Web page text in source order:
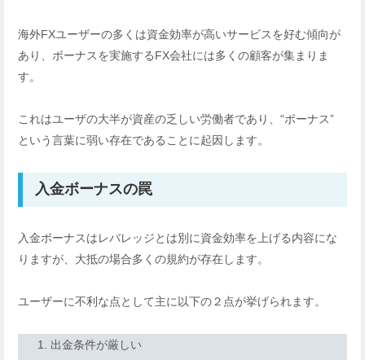
海外FXユーザーの多くは資金効率が高いサービスを好む傾向が
あり、ボーナスを実施するFX会社には多くの顧客が集まりま
す。
これはユーザの大半が資産の乏しい労働者であり、“ボーナス”
という言葉に弱い存在であることに起因します。
入金ボーナスの罠
入金ボーナスはレバレッジとは別に資金効率を上げる内容にな
りますが、大抵の場合多くの規約が存在します。
ユーザーに不利な点として主に以下の２点が挙げられます。
出金条件が厳しい